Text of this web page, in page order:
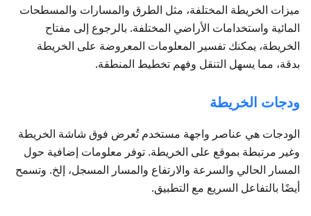
ميزات الخريطة المختلفة، مثل الطرق والمسارات والمسطحات
المائية واستخدامات الأراضي المختلفة. بالرجوع إلى مفتاح
الخريطة، يمكنك تفسير المعلومات المعروضة على الخريطة
بدقة، مما يسهل التنقل وفهم تخطيط المنطقة.
ودجات الخريطة
الودجات هي عناصر واجهة مستخدم تُعرض فوق شاشة الخريطة
وغير مرتبطة بموقع على الخريطة. توفر معلومات إضافية حول
المسار الحالي والسرعة والارتفاع والمسار المسجل، إلخ. وتسمح
أيضًا بالتفاعل السريع مع التطبيق.